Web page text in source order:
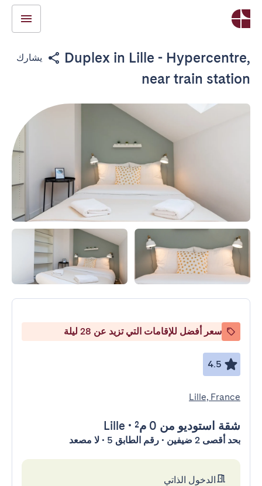
Duplex in Lille - Hypercentre,
near train station
يشارك
سعر أفضل للإقامات التي تزيد عن 28 ليلة
4.5
Lille, France
شقة استوديو من 0 م² •
Lille
بحد أقصى 2 ضيفين • رقم الطابق 5 • لا مصعد
الدخول الذاتي